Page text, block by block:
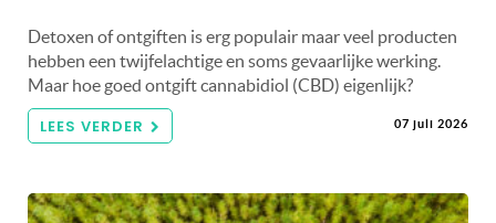
Detoxen of ontgiften is erg populair maar veel producten
hebben een twijfelachtige en soms gevaarlijke werking.
Maar hoe goed ontgift cannabidiol (CBD) eigenlijk?
LEES VERDER 07 juli 2026